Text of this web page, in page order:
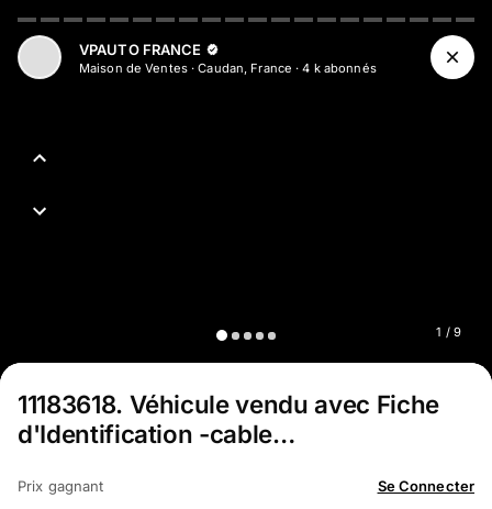
1 / 9
VPAUTO FRANCE
Maison de Ventes·Caudan, France ·4 kabonnés
11183618. Véhicule vendu avec Fiche
d'Identification -cable…
Prix gagnant Se Connecter